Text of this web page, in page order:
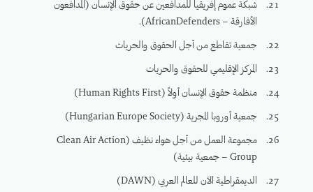
شبكة عموم إفريقيا للمدافعين عن حقوق الإنسان (المدافعون
الأفارقة – AfricanDefenders).
جمعية تقاطع من أجل الحقوق والحريات
المركز الإقليمي للحقوق والحريات
منظمة حقوق الإنسان أولاً (Human Rights First)
جمعية أوروبا المجرية (Hungarian Europe Society)
مجموعة العمل من أجل هواء نظيف (Clean Air Action
Group – جمعية بيئية)
الديمقراطية الآن للعالم العربي (DAWN)